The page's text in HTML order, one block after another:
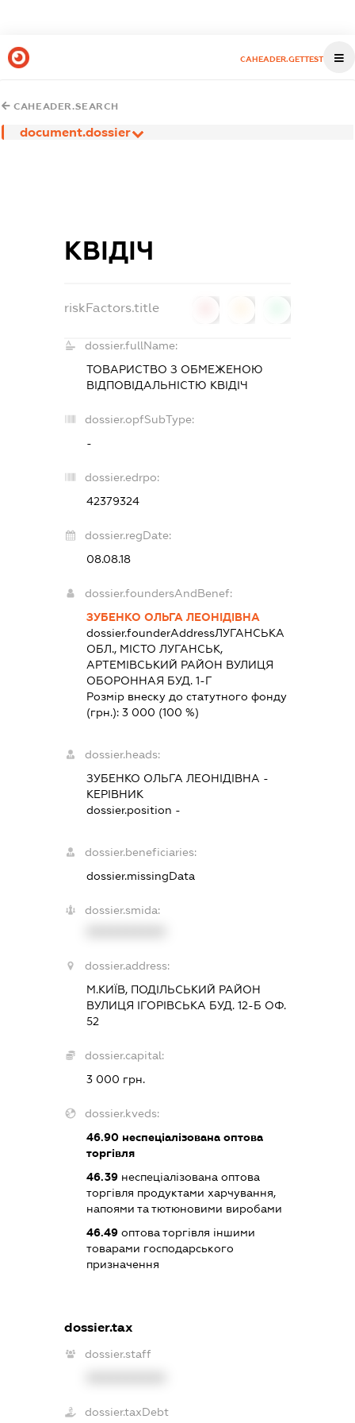
CAHEADER.GETTEST
CAHEADER.SEARCH
document.dossier
КВІДІЧ
riskFactors.title
dossier.fullName:
ТОВАРИСТВО З ОБМЕЖЕНОЮ
ВІДПОВІДАЛЬНІСТЮ КВІДІЧ
dossier.opfSubType:
-
dossier.edrpo:
42379324
dossier.regDate:
08.08.18
dossier.foundersAndBenef:
ЗУБЕНКО ОЛЬГА ЛЕОНІДІВНА
dossier.founderAddressЛУГАНСЬКА
ОБЛ., МІСТО ЛУГАНСЬК,
АРТЕМІВСЬКИЙ РАЙОН ВУЛИЦЯ
ОБОРОННАЯ БУД. 1-Г
Розмір внеску до статутного фонду
(грн.): 3 000 (100 %)
dossier.heads:
ЗУБЕНКО ОЛЬГА ЛЕОНІДІВНА -
КЕРІВНИК
dossier.position -
dossier.beneficiaries:
dossier.missingData
dossier.smida:
dossier.address:
М.КИЇВ, ПОДІЛЬСЬКИЙ РАЙОН
ВУЛИЦЯ ІГОРІВСЬКА БУД. 12-Б ОФ.
52
dossier.capital:
3 000 грн.
dossier.kveds:
46.90неспеціалізована оптова
торгівля
46.39неспеціалізована оптова
торгівля продуктами харчування,
напоями та тютюновими виробами
46.49оптова торгівля іншими
товарами господарського
призначення
dossier.tax
dossier.staff
dossier.taxDebt